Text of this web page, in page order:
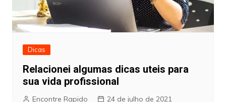
Dicas
Relacionei algumas dicas uteis para
sua vida profissional
Encontre Rapido 24 de julho de 2021